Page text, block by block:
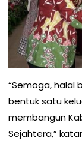
“Semoga, halal
bentuk satu
membangun
Sejahtera,”